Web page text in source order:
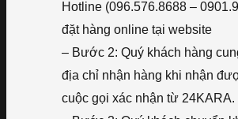
Hotline (096.576.8688 –
đặt hàng online tại website
– Bước 2: Quý khách hàng
địa chỉ nhận hàng khi nhận
cuộc gọi xác nhận từ 24KARA.